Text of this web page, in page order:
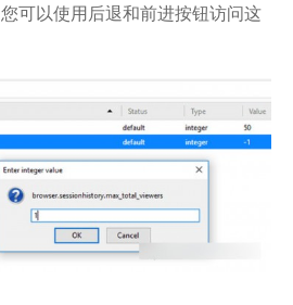
可以使用后退和前进按钮访问这